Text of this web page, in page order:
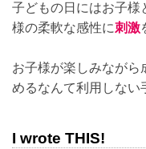
子どもの日にはお子様
様の柔軟な感性に刺激
お子様が楽しみながら
めるなんて利用しない
I wrote THIS!